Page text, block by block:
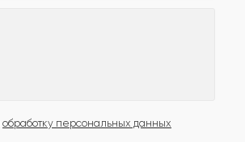
обработку персональных данных